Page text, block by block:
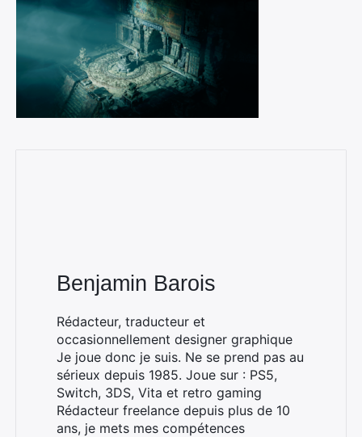
Benjamin Barois
Rédacteur, traducteur et
occasionnellement designer graphique
Je joue donc je suis. Ne se prend pas au
sérieux depuis 1985. Joue sur : PS5,
Switch, 3DS, Vita et retro gaming
Rédacteur freelance depuis plus de 10
ans, je mets mes compétences